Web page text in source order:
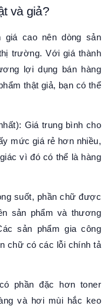
và giả?
giá cao nên dòng sản
trường. Với giá thành
lợi dụng bán hàng
thật giả, bạn có thể
Giá trung bình cho
mức giá rẻ hơn nhiều,
vì đó có thể là hàng
suốt, phần chữ được
sản phẩm và thương
sản phẩm gia công
chữ có các lỗi chính tả
phần đặc hơn toner
và hơi mùi hắc keo